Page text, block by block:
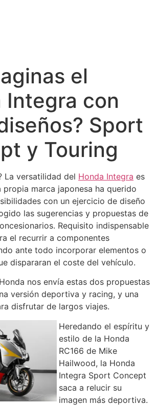
el
Integra con
Sport
y Touring
La versatilidad del Honda Integra es
marca japonesa ha querido
con un ejercicio de diseño
las sugerencias y propuestas de
Requisito indispensable
el recurrir a componentes
ante todo incorporar elementos o
dispararan el coste del vehículo.
nos envía estas dos propuestas
versión deportiva y racing, y una
disfrutar de largos viajes.
Heredando el espíritu y
estilo de la Honda
RC166 de Mike
Hailwood, la Honda
Integra Sport Concept
saca a relucir su
imagen más deportiva.